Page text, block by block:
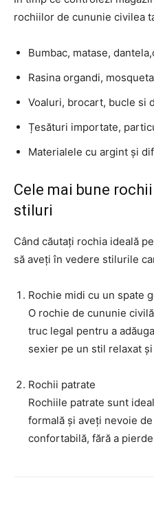
rochiilor de cununie civilea
Bumbac, matase,
Rasina organdi,
Voaluri, brocart, bucle si
Țesături importate,
Materialele cu argint și
Cele mai bune
stiluri
Când căutați rochia ideală
să aveți în vedere stilurile
Rochie midi cu un spate
O rochie de cununie
truc legal pentru a
sexier pe un stil relaxat
Rochii patrate
Rochiile patrate sunt
formală și aveți nevoie
confortabilă, fără a